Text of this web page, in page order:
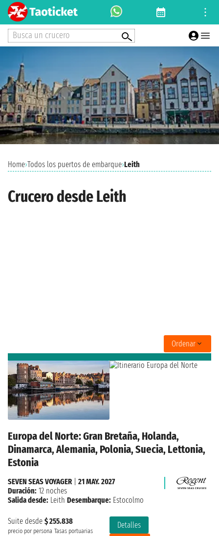
Busca un crucero
Home›Todos los puertos de embarque›Leith
Crucero desde Leith
Ordenar
Europa del Norte: Gran Bretaña, Holanda,
Dinamarca, Alemania, Polonia, Suecia, Lettonia,
Estonia
Suite desde $ 255.838
precio por persona Tasas portuarias
Detalles
SEVEN SEAS VOYAGER| 21 MAY. 2027
Duración: 12 noches
Salida desde: Leith Desembarque: Estocolmo